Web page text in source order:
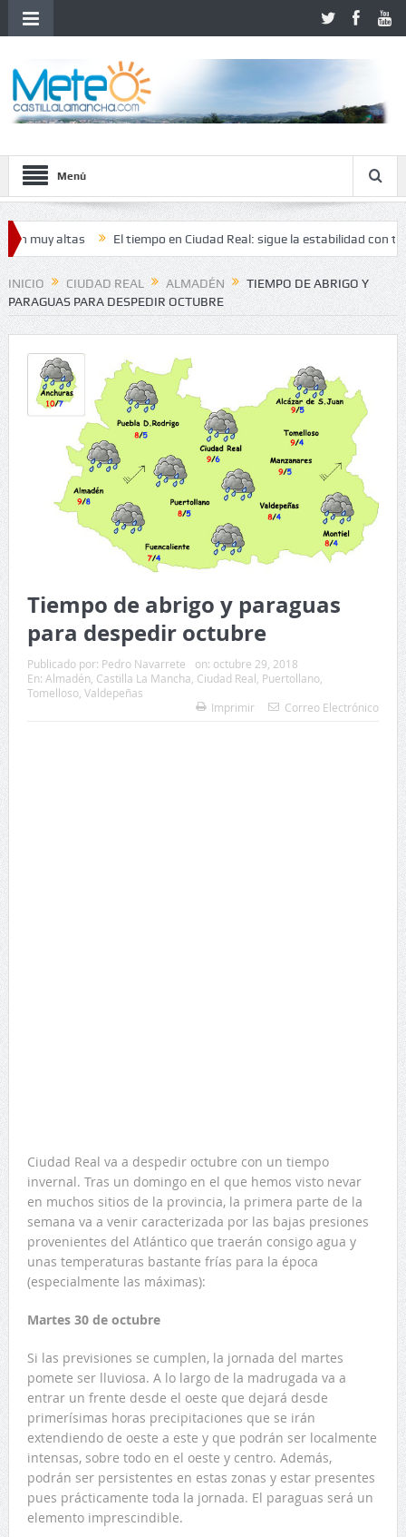
Menú
altas El tiempo en Ciudad Real: sigue la estabilidad con
INICIO CIUDAD REAL ALMADÉN
TIEMPO DE ABRIGO Y
PARAGUAS PARA DESPEDIR OCTUBRE
Tiempo de abrigo y paraguas
para despedir octubre
Publicado por: Pedro Navarrete on: octubre 29, 2018
En: Almadén Castilla La Mancha Ciudad Real Puertollano,
Tomelloso, Valdepeñas
Imprimir
Correo Electrónico
Ciudad Real va a despedir octubre con un tiempo
invernal. Tras un domingo en el que hemos visto nevar
en muchos sitios de la provincia, la primera parte de la
semana va a venir caracterizada por las bajas presiones
provenientes del Atlántico que traerán consigo agua y
unas temperaturas bastante frías para la época
(especialmente las máximas):
Martes 30 de octubre
Si las previsiones se cumplen, la jornada del martes
pomete ser lluviosa. A lo largo de la madrugada va a
entrar un frente desde el oeste que dejará desde
primerísimas horas precipitaciones que se irán
extendiendo de oeste a este y que podrán ser localmente
intensas, sobre todo en el oeste y centro. Además,
podrán ser persistentes en estas zonas y estar presentes
pues prácticamente toda la jornada. El paraguas será un
elemento imprescindible.